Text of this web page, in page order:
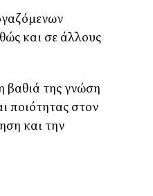
και σε άλλους
της γνώση
ποιότητας στον
και την